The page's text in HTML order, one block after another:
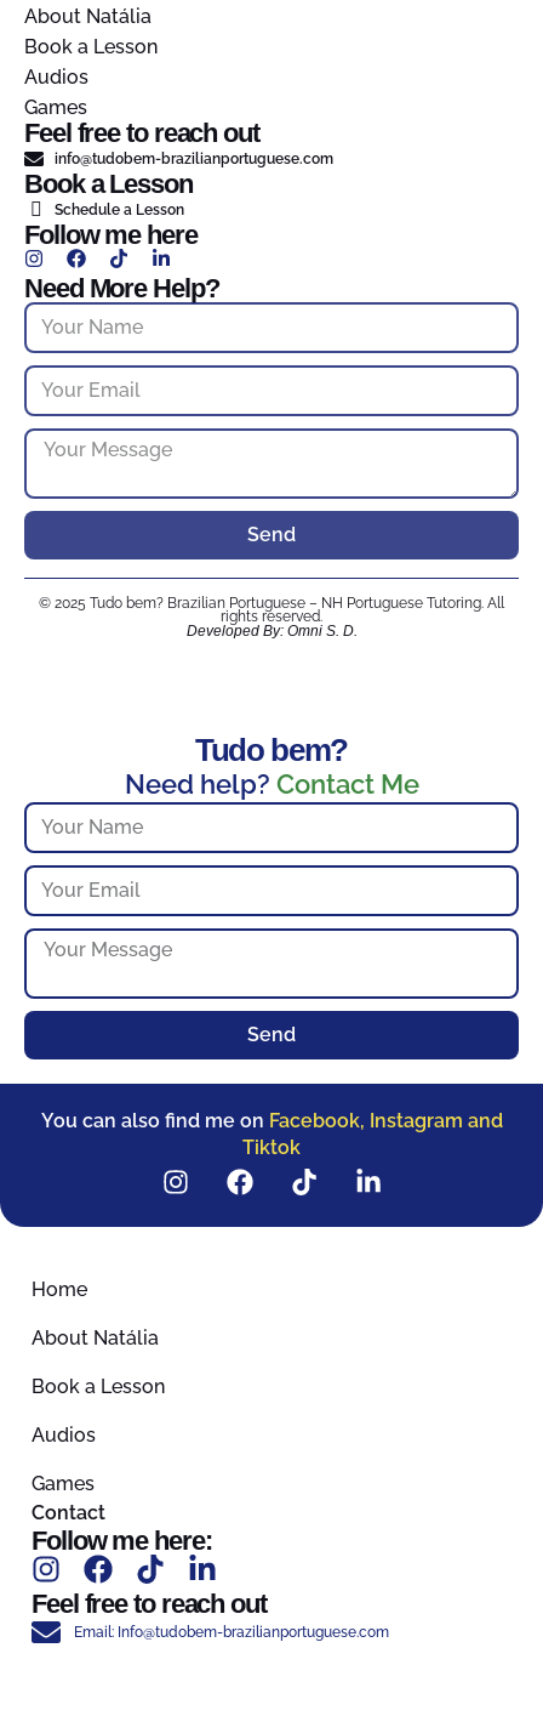
About Natália
Book a Lesson
Audios
Games
Feel free to reach out
info@tudobem-brazilianportuguese.com
Book a Lesson
Schedule a Lesson
Follow me here
Need More Help?
Send
© 2025 Tudo bem? Brazilian Portuguese – NH Portuguese Tutoring. All
rights reserved.
Developed By: Omni S. D.
Tudo bem?
Need help? Contact Me
Send
You can also find me on Facebook, Instagram and
Tiktok
Home
About Natália
Book a Lesson
Audios
Games
Contact
Follow me here:
Feel free to reach out
Email: Info@tudobem-brazilianportuguese.com